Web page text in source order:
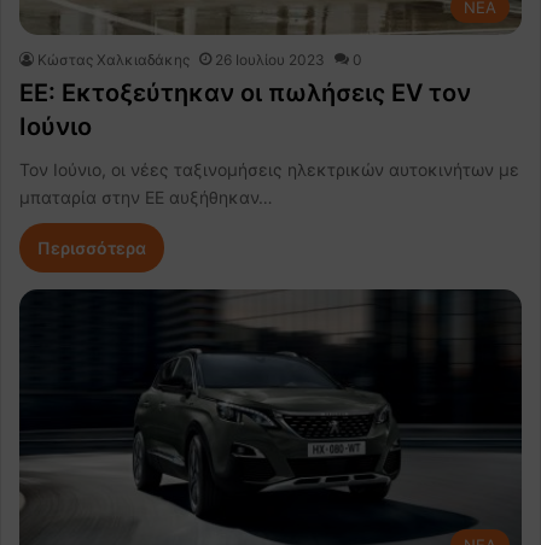
NEA
Κώστας Χαλκιαδάκης 26 Ιουλίου 2023 0
ΕΕ: Εκτοξεύτηκαν οι πωλήσεις EV τον
Ιούνιο
Τον Ιούνιο, οι νέες ταξινομήσεις ηλεκτρικών αυτοκινήτων με
μπαταρία στην ΕΕ αυξήθηκαν…
Περισσότερα